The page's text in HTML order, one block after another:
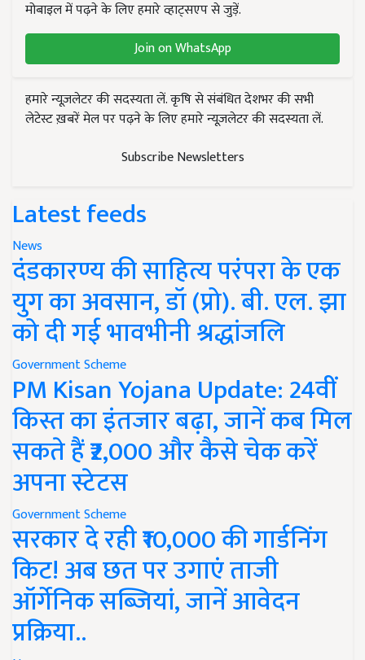
मोबाइल में पढ़ने के लिए हमारे व्हाट्सएप से जुड़ें.
Join on WhatsApp
हमारे न्यूज़लेटर की सदस्यता लें. कृषि से संबंधित देशभर की सभी
लेटेस्ट ख़बरें मेल पर पढ़ने के लिए हमारे न्यूज़लेटर की सदस्यता लें.
Subscribe Newsletters
Latest feeds
News
दंडकारण्य की साहित्य परंपरा के एक
युग का अवसान, डॉ (प्रो). बी. एल. झा
को दी गई भावभीनी श्रद्धांजलि
Government Scheme
PM Kisan Yojana Update: 24वीं
किस्त का इंतजार बढ़ा, जानें कब मिल
सकते हैं ₹2,000 और कैसे चेक करें
अपना स्टेटस
Government Scheme
सरकार दे रही ₹10,000 की गार्डनिंग
किट! अब छत पर उगाएं ताजी
ऑर्गेनिक सब्जियां, जानें आवेदन
प्रक्रिया..